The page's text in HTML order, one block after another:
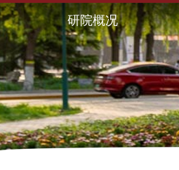
研院概况